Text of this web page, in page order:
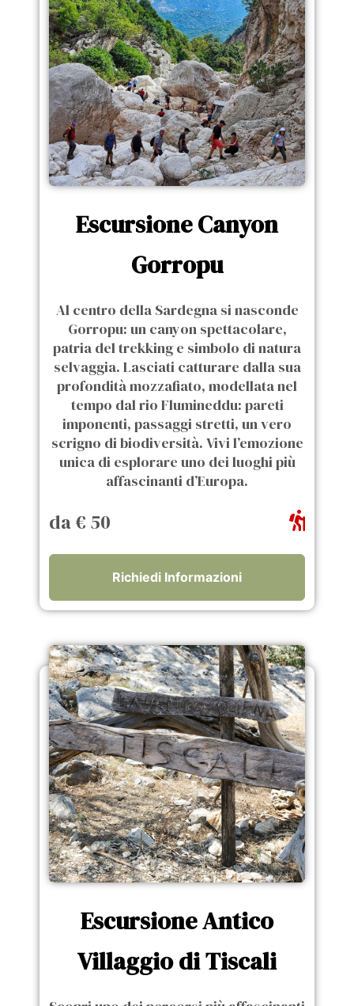
Escursione Canyon
Gorropu
Al centro della Sardegna si nasconde
Gorropu: un canyon spettacolare,
patria del trekking e simbolo di natura
selvaggia. Lasciati catturare dalla sua
profondità mozzafiato, modellata nel
tempo dal rio Flumineddu: pareti
imponenti, passaggi stretti, un vero
scrigno di biodiversità. Vivi l’emozione
unica di esplorare uno dei luoghi più
affascinanti d’Europa.
da € 50
Richiedi Informazioni
Escursione Antico
Villaggio di Tiscali